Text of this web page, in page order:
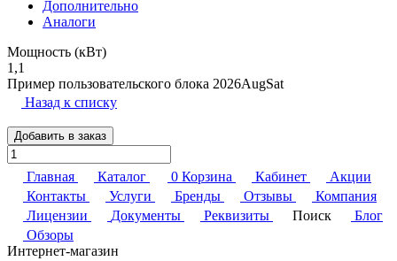
Дополнительно
Аналоги
Мощность (кВт)
1,1
Пример пользовательского блока 2026AugSat
Назад к списку
Добавить в заказ
Главная Каталог 0 Корзина Кабинет
Акции
Контакты
Услуги Бренды Отзывы
Компания
Лицензии
Документы Реквизиты Поиск
Блог
Обзоры
Интернет-магазин